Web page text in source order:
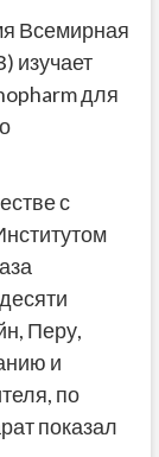
Всемирная
изучает
для
с
Перу,
и
по
показал